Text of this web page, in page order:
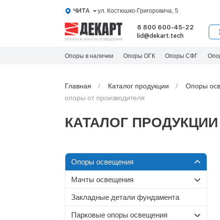
ЧИТА ул. Костюшко-Григоровича, 5
8 800 600-45-22
lid@dekart.tech
Опоры в наличии Опоры ОГК Опоры СФГ
Главная Каталог продукции Oпоры
опоры от производителя
КАТАЛОГ ПРОДУКЦИИ
Oпоры oсвeщения
Силовые опоры освещения
Граненые силовые опоры
МС
Круглоконические силовые
Несиловые опоры
освещения
Мачты освещения
Со стационарной короной
МС-С
Закладные детали фундамента
Парковые опоры освещения